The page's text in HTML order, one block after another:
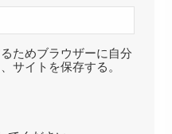
ためブラウザーに自分
サイトを保存する。